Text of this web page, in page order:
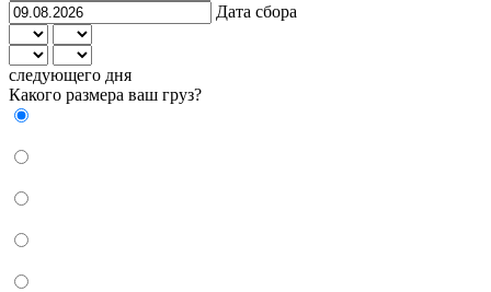
Дата сбора
следующего дня
Какого размера ваш груз?